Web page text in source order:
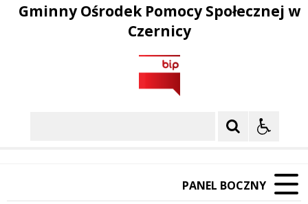
Gminny Ośrodek Pomocy Społecznej w
Czernicy
PANEL BOCZNY